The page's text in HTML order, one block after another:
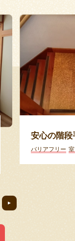
安心の階
バリアフリー